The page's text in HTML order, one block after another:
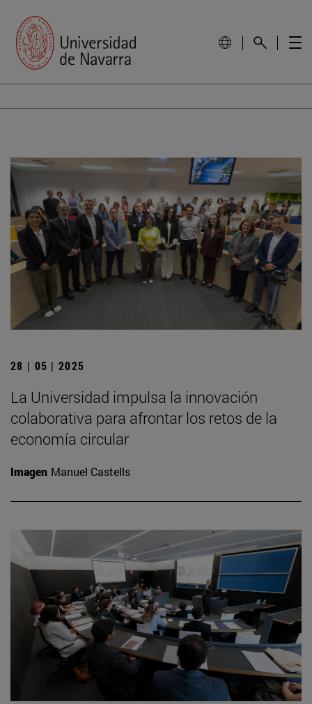
28 | 05 | 2025
La Universidad impulsa la innovación
colaborativa para afrontar los retos de la
economía circular
Imagen Manuel Castells